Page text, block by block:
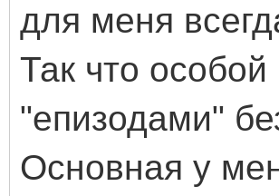
для меня
Так что
"епизодами"
Основная у